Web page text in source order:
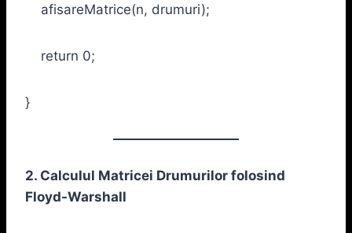
afisareMatrice(n, drumuri);
return 0;
}
2. Calculul Matricei Drumurilor folosind
Floyd-Warshall